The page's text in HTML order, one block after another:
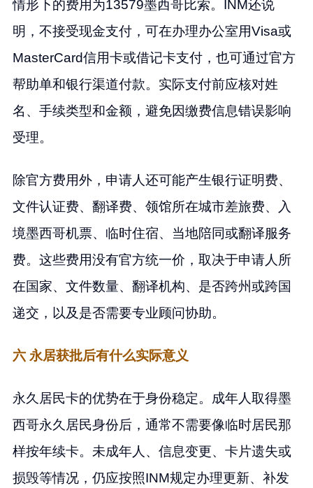
情形下的费用为13579墨西哥比索。INM还说
明，不接受现金支付，可在办理办公室用Visa或
MasterCard信用卡或借记卡支付，也可通过官方
帮助单和银行渠道付款。实际支付前应核对姓
名、手续类型和金额，避免因缴费信息错误影响
受理。
除官方费用外，申请人还可能产生银行证明费、
文件认证费、翻译费、领馆所在城市差旅费、入
境墨西哥机票、临时住宿、当地陪同或翻译服务
费。这些费用没有官方统一价，取决于申请人所
在国家、文件数量、翻译机构、是否跨州或跨国
递交，以及是否需要专业顾问协助。
六 永居获批后有什么实际意义
永久居民卡的优势在于身份稳定。成年人取得墨
西哥永久居民身份后，通常不需要像临时居民那
样按年续卡。未成年人、信息变更、卡片遗失或
损毁等情况，仍应按照INM规定办理更新、补发